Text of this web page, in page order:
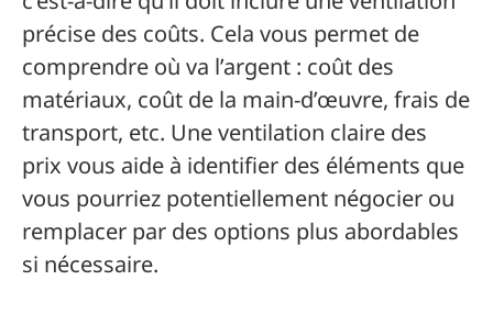
précise des coûts. Cela vous permet de
comprendre où va l’argent : coût des
matériaux, coût de la main-d’œuvre, frais de
transport, etc. Une ventilation claire des
prix vous aide à identifier des éléments que
vous pourriez potentiellement négocier ou
remplacer par des options plus abordables
si nécessaire.